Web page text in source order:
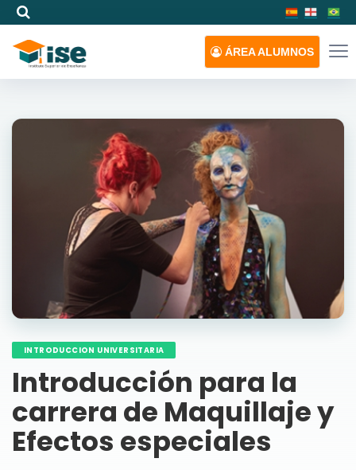
ÁREAALUMNOS
INTRODUCCION UNIVERSITARIA
Introducción para la
carrera de Maquillaje y
Efectos especiales